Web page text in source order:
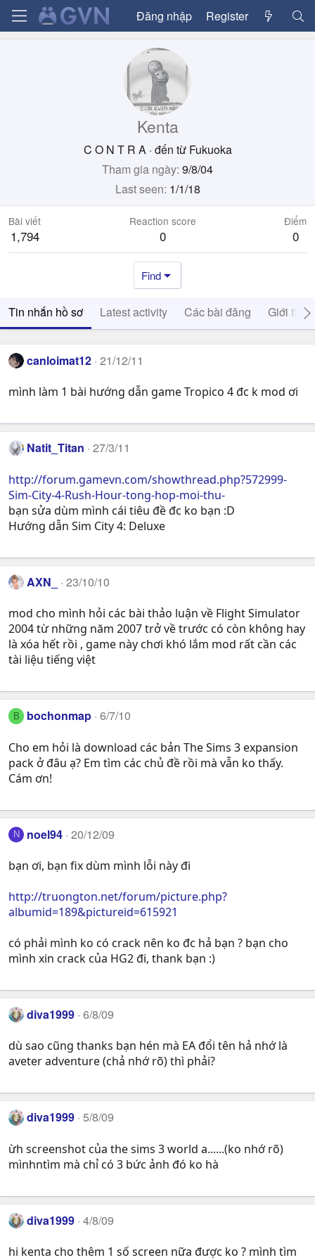
Đăng nhập Register
Kenta
C O N T R A · đến từ Fukuoka
Tham gia ngày 9/8/04
Last seen 1/1/18
Bài viết
1,794
Reaction score
0
Điểm
0
Find
Tin nhắn hồ sơ Latest activity Các bài đăng Giới thiệu
canloimat12 21/12/11
mình làm 1 bài hướng dẫn game Tropico 4 đc k mod ơi
Natit_Titan 27/3/11
http://forum.gamevn.com/showthread.php?572999-
Sim-City-4-Rush-Hour-tong-hop-moi-thu-
bạn sửa dùm mình cái tiêu đề đc ko bạn :D
Hướng dẫn Sim City 4: Deluxe
AXN_ 23/10/10
mod cho mình hỏi các bài thảo luận về Flight Simulator
2004 từ những năm 2007 trở về trước có còn không hay
là xóa hết rồi , game này chơi khó lắm mod rất cần các
tài liệu tiếng việt
B bochonmap 6/7/10
Cho em hỏi là download các bản The Sims 3 expansion
pack ở đâu ạ? Em tìm các chủ đề rồi mà vẫn ko thấy.
Cám ơn!
N noel94 20/12/09
bạn ơi, bạn fix dùm mình lỗi này đi
http://truongton.net/forum/picture.php?
albumid=189&pictureid=615921
có phải mình ko có crack nên ko đc hả bạn ? bạn cho
mình xin crack của HG2 đi, thank bạn :)
diva1999 6/8/09
dù sao cũng thanks bạn hén mà EA đổi tên hả nhớ là
aveter adventure (chả nhớ rõ) thì phải?
diva1999 5/8/09
ừh screenshot của the sims 3 world a......(ko nhớ rõ)
mìnhntìm mà chỉ có 3 bức ảnh đó ko hà
diva1999 4/8/09
hi kenta cho thêm 1 số screen nữa được ko ? mình tìm